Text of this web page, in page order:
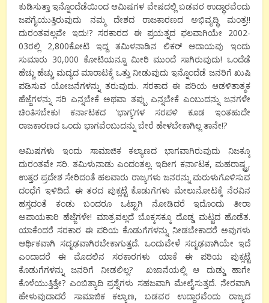
ಕುಡಿಸುತ್ತಾ ಇನ್ನೊಂದೆಡೆಯಿಂದ ಆಮಿಷಗಳ ವೇಷದಲ್ಲಿ ಬಡವರ ಉದ್ಧಾರವೆಂದು
ಜಪಗೈಯುತ್ತಿರುವುದು ನಮ್ಮ ದೇಶದ ರಾಜಕಾರಣದ ಅಭಿವೃದ್ಧಿ ಮಂತ್ರ!!
ದುರಂತವಲ್ಲವೇ ಇದು!? ಸರಕಾರದ ಈ ಪ್ರಯತ್ನದ ಫಲವಾಗಿಯೇ 2002-
03ರಲ್ಲಿ 2,800ಕೋಟಿ ಇದ್ದ ತಮಿಳನಾಡಿನ ಲಿಕರ್ ಆದಾಯವು ಇಂದು
ಸುಮಾರು 30,000 ಕೋಟಿಯನ್ನೂ ಮೀರಿ ಮುಂದೆ ಸಾಗಿರುವುದು! ಒಂದೆಡೆ
ಹೆಚ್ಚು ಹೆಚ್ಚು ಮದ್ಯದ ಮಾರಾಟಕ್ಕೆ ಒತ್ತು ನೀಡುವುದು ಇನ್ನೊಂದೆಡೆ ಜನರಿಗೆ ಖುಷಿ
ಪಡಿಸುವ ಯೋಜನೆಗಳನ್ನು ತರುವುದು. ಸರಕಾದ ಈ ಪರಿಯ ಆಡಳಿತಾತ್ಮಕ
ಹೆಜ್ಜೆಗಳನ್ನು ಸರಿ ಎನ್ನಬೇಕೆ ಅಥವಾ ತಪ್ಪು ಎನ್ನಬೇಕೆ ಎಂಬುದನ್ನು ಜನಗಳೇ
ಚಿಂತಿಸಬೇಕು! ಕರ್ನಾಟಕದ ‘ಭಾಗ್ಯ’ಗಳ ಸರಪಳಿ ಕೂಡ ಇಂತಹುದೇ
ರಾಜಕಾರಣದ ಒಂದು ಭಾಗವೆಂಬುದನ್ನು ಬೇರೆ ಹೇಳಬೇಕಾಗಿಲ್ಲ ತಾನೇ!?
ಆಮಿಷಗಳು ಇಂದು ಸಾಮಾಜಿಕ ಕಲ್ಯಾಣದ ಭಾಗವಾಗಿರುವುದು ನಿಜಕ್ಕೂ
ದುರಂತವೇ ಸರಿ. ತಮಿಳುನಾಡು ಎಂದಂತಲ್ಲ. ಇದೀಗ ಕರ್ನಾಟಕ, ಮಹರಾಷ್ಟ್ರ,
ಉತ್ತರ ಪ್ರದೇಶ ಸೇರಿದಂತೆ ಹಲವಾರು ರಾಜ್ಯಗಳು ಜನರನ್ನು ಮರುಳುಗೊಳಿಸುವ
ದಂಧೆಗೆ ಇಳಿದಿದೆ. ಈ ತರದ ಪುಕ್ಸಟ್ಟೆ ಕೊಡುಗೆಗಳು ಮೇಲುನೋಟಕ್ಕೆ ನೆರವಿನ
ಹಸ್ತದಂತೆ ಕಂಡು ಬಂದರೂ ಒಟ್ಟಾಗಿ ನೋಡಿದರೆ ಇದೊಂದು ತೀರಾ
ಅಪಾಯಕಾರಿ ಹೆಜ್ಜೆಗಳೇ! ಮಾತ್ರವಲ್ಲದೆ ಬೊಕ್ಕಸಕ್ಕೂ ದೊಡ್ಡ ಮಟ್ಟದ ಹೊಡೆತ.
ಯಾಕೆಂದರೆ ಸರಕಾರ ಈ ಪರಿಯ ಕೊಡುಗೆಗಳನ್ನು ನೀಡಬೇಕಾದರೆ ಅವುಗಳು
ಆರ್ಥಿಕವಾಗಿ ಸದೃಢವಾಗಿರಬೇಕಾಗುತ್ತದೆ. ಒಂದುವೇಳೆ ಸದೃಢವಾಗಿಯೇ ಇದೆ
ಎಂದಾದರೆ ಈ ಮೊದಲಿನ ಸರಕಾರಗಳು ಯಾಕೆ ಈ ಪರಿಯ ಪುಕ್ಸಟ್ಟೆ
ಕೊಡುಗೆಗಳನ್ನು ಜನರಿಗೆ ನೀಡಲಿಲ್ಲ? ಖಜಾನೆಯಲ್ಲಿ ಆ ದುಡ್ಡು ಹಾಗೇ
ಕೊಳೆಯುತ್ತಿತ್ತೇ? ಎಂಬಿತ್ಯಾದಿ ಪ್ರಶ್ನೆಗಳು ಸಹಜವಾಗಿ ಮೇಲೈಸುತ್ತದೆ. ನೇರವಾಗಿ
ಹೇಳುವುದಾದರೆ ಸಾಮಾಜಿಕ ಕಲ್ಯಾಣ, ಬಡವರ ಉದ್ಧಾರವೆಂದು ರಾಜ್ಯದ